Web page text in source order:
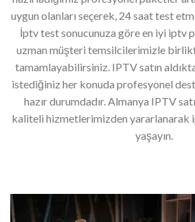
uygun olanları seçerek, 24 saat test
İptv test sonucunuza göre en iyi iptv
uzman müşteri temsilcilerimizle
tamamlayabilirsiniz. IPTV satın
istediğiniz her konuda profesyonel
hazır durumdadır. Almanya IPTV
kaliteli hizmetlerimizden yararlanarak
yaşayın.